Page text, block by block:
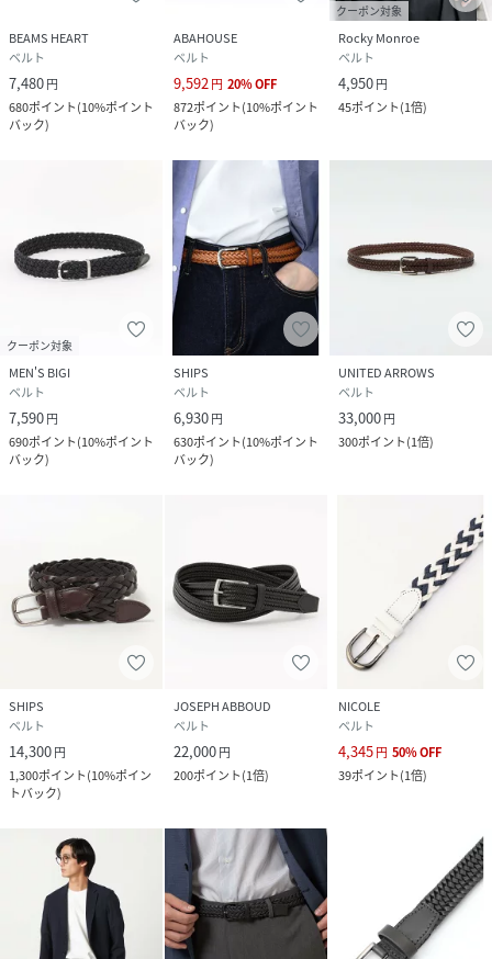
BEAMS HEART
ベルト
7,480円
680ポイント(10%ポイント
バック)
ABAHOUSE
ベルト
9,592円 20%OFF
872ポイント(10%ポイント
バック)
クーポン対象
Rocky Monroe
ベルト
4,950円
45ポイント(1倍)
クーポン対象
MEN'S BIGI
ベルト
7,590円
690ポイント(10%ポイント
バック)
SHIPS
ベルト
6,930円
630ポイント(10%ポイント
バック)
UNITED ARROWS
ベルト
33,000円
300ポイント(1倍)
SHIPS
ベルト
14,300円
1,300ポイント(10%ポイン
トバック)
JOSEPH ABBOUD
ベルト
22,000円
200ポイント(1倍)
NICOLE
ベルト
4,345円 50%OFF
39ポイント(1倍)